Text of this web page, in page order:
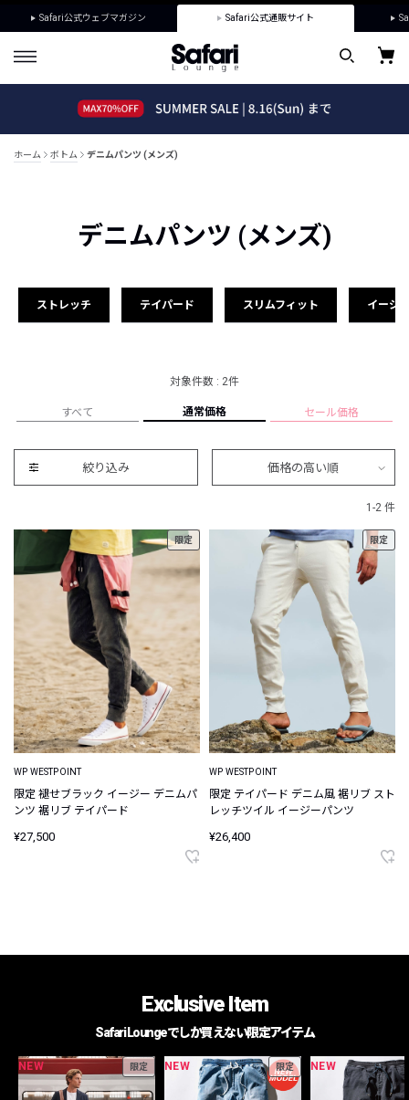
Safari公式ウェブマガジン Safari公式通販サイト
ホーム ボトム デニムパンツ (メンズ)
デニムパンツ (メンズ)
ストレッチ テイパード スリムフィット イージ
対象件数 : 2件
すべて 通常価格 セール価格
絞り込み 価格の高い順
1-2 件
限定
WP WESTPOINT
限定 褪せブラック イージー デニムパ
ンツ 裾リブ テイパード
¥27,500
限定
WP WESTPOINT
限定 テイパード デニム風 裾リブ スト
レッチツイル イージーパンツ
¥26,400
Exclusive Item
Safari Loungeでしか買えない限定アイテム
NEW 限定 NEW 限定 NEW